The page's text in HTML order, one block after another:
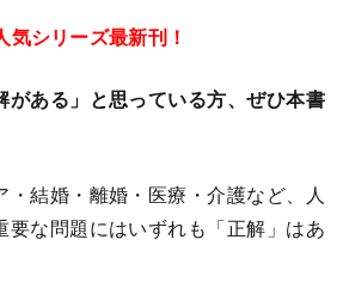
シリーズ最新刊！
がある」と思っている方、ぜひ本書
・結婚・離婚・医療・介護など、人
要な問題にはいずれも「正解」はあ